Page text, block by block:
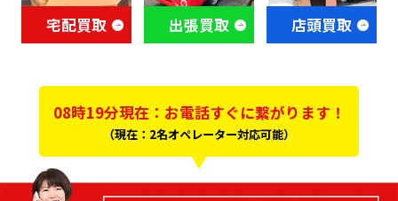
宅配買取 出張買取 店頭買取
08時19分現在：お電話すぐに繋がります！
（現在：2名オペレーター対応可能）